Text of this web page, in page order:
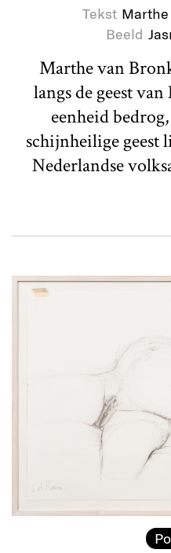
Tekst
Beeld
Marthe van
langs de geest
eenheid
schijnheilige geest
Nederlandse